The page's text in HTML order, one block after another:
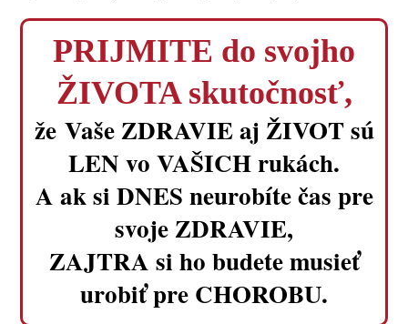
PRIJMITE do svojho
ŽIVOTA skutočnosť,
že Vaše ZDRAVIE aj ŽIVOT sú
LEN vo VAŠICH rukách.
A ak si DNES neurobíte čas pre
svoje ZDRAVIE,
ZAJTRA si ho budete musieť
urobiť pre CHOROBU.